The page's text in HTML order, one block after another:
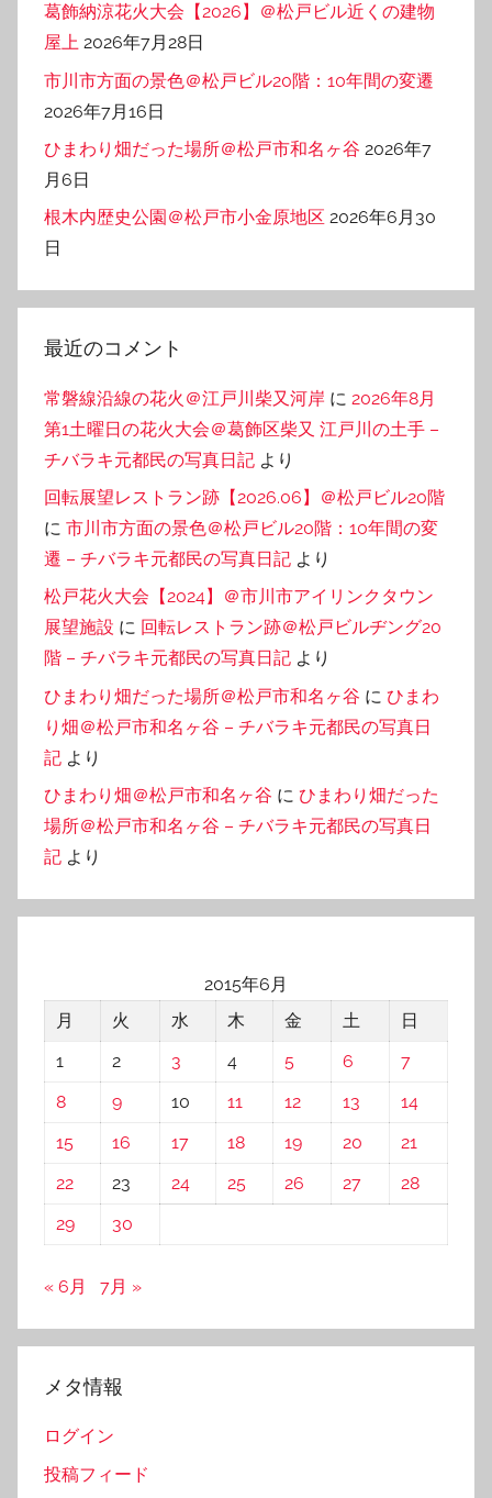
葛飾納涼花火大会【2026】＠松戸ビル近くの建物
屋上 2026年7月28日
市川市方面の景色＠松戸ビル20階：10年間の変遷
2026年7月16日
ひまわり畑だった場所＠松戸市和名ヶ谷 2026年7
月6日
根木内歴史公園＠松戸市小金原地区 2026年6月30
日
最近のコメント
常磐線沿線の花火＠江戸川柴又河岸 に 2026年8月
第1土曜日の花火大会＠葛飾区柴又 江戸川の土手 –
チバラキ元都民の写真日記 より
回転展望レストラン跡【2026.06】＠松戸ビル20階
に 市川市方面の景色＠松戸ビル20階：10年間の変
遷 – チバラキ元都民の写真日記 より
松戸花火大会【2024】＠市川市アイリンクタウン
展望施設 に 回転レストラン跡＠松戸ビルヂング20
階 – チバラキ元都民の写真日記 より
ひまわり畑だった場所＠松戸市和名ヶ谷 に ひまわ
り畑＠松戸市和名ヶ谷 – チバラキ元都民の写真日
記 より
ひまわり畑＠松戸市和名ヶ谷 に ひまわり畑だった
場所＠松戸市和名ヶ谷 – チバラキ元都民の写真日
記 より
2015年6月
月
火 水 木 金 土
日
1
2 3 4 5 6
7
8
9 10 11 12 13
14
15
16 17 18 19 20
21
22
23 24 25 26 27
28
29
30
« 6月 7月 »
メタ情報
ログイン
投稿フィード